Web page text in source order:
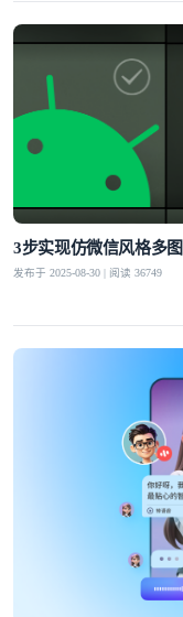
3步实现仿微信风格多
发布于 2025-08-30 | 阅读 36749